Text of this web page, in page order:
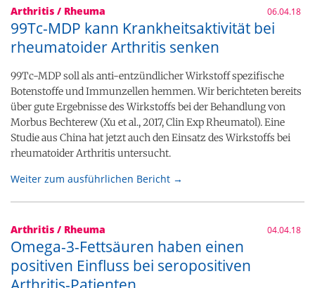
Arthritis / Rheuma 06.04.18
99Tc-MDP kann Krankheitsaktivität bei
rheumatoider Arthritis senken
99Tc-MDP soll als anti-entzündlicher Wirkstoff spezifische
Botenstoffe und Immunzellen hemmen. Wir berichteten bereits
über gute Ergebnisse des Wirkstoffs bei der Behandlung von
Morbus Bechterew (Xu et al., 2017, Clin Exp Rheumatol). Eine
Studie aus China hat jetzt auch den Einsatz des Wirkstoffs bei
rheumatoider Arthritis untersucht.
Weiter zum ausführlichen Bericht →
Arthritis / Rheuma 04.04.18
Omega-3-Fettsäuren haben einen
positiven Einfluss bei seropositiven